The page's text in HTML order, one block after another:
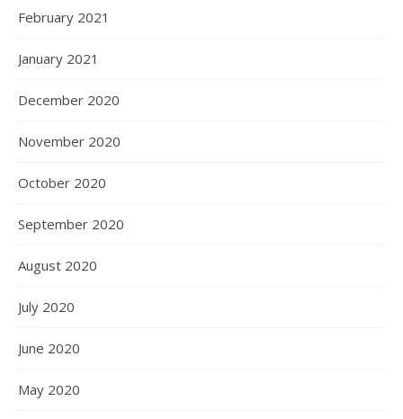
February 2021
January 2021
December 2020
November 2020
October 2020
September 2020
August 2020
July 2020
June 2020
May 2020